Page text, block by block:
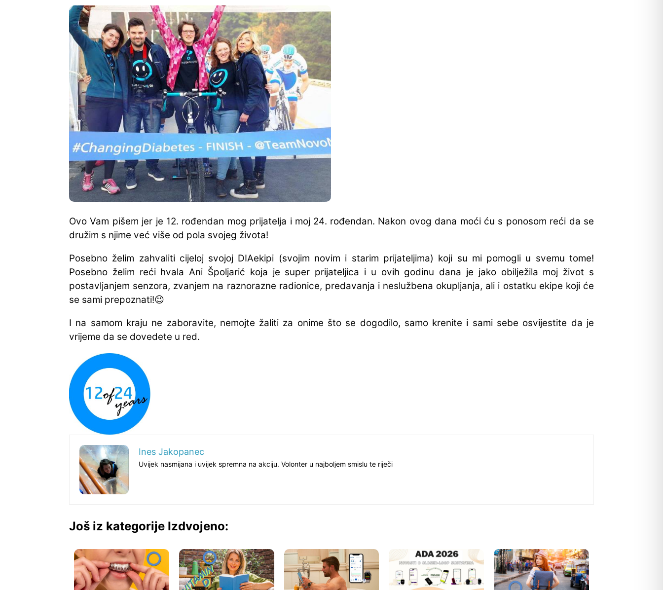
Ovo Vam pišem jer je 12. rođendan mog prijatelja i moj 24. rođendan. Nakon ovog dana moći ću s ponosom reći da se
družim s njime već više od pola svojeg života!
Posebno želim zahvaliti cijeloj svojoj DIAekipi (svojim novim i starim prijateljima) koji su mi pomogli u svemu tome!
Posebno želim reći hvala Ani Špoljarić koja je super prijateljica i u ovih godinu dana je jako obilježila moj život s
postavljanjem senzora, zvanjem na raznorazne radionice, predavanja i neslužbena okupljanja, ali i ostatku ekipe koji će
se sami prepoznati!😉
I na samom kraju ne zaboravite, nemojte žaliti za onime što se dogodilo, samo krenite i sami sebe osvijestite da je
vrijeme da se dovedete u red.
Ines Jakopanec
Uvijek nasmijana i uvijek spremna na akciju. Volonter u najboljem smislu te riječi
Još iz kategorije Izdvojeno: